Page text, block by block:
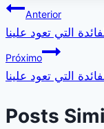
Navegação
de
Post
Anterior
التي تعود علينا
Próximo
التي تعود علينا
Posts